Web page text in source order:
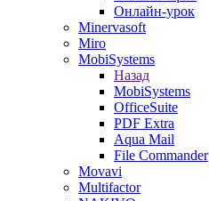
Онлайн-урок
Minervasoft
Miro
MobiSystems
Назад
MobiSystems
OfficeSuite
PDF Extra
Aqua Mail
File Commander
Movavi
Multifactor